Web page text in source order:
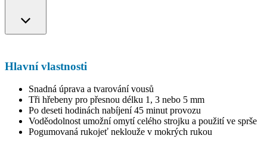
Hlavní vlastnosti
Snadná úprava a tvarování vousů
Tři hřebeny pro přesnou délku 1, 3 nebo 5 mm
Po deseti hodinách nabíjení 45 minut provozu
Voděodolnost umožní omytí celého strojku a použití ve sprše
Pogumovaná rukojeť neklouže v mokrých rukou